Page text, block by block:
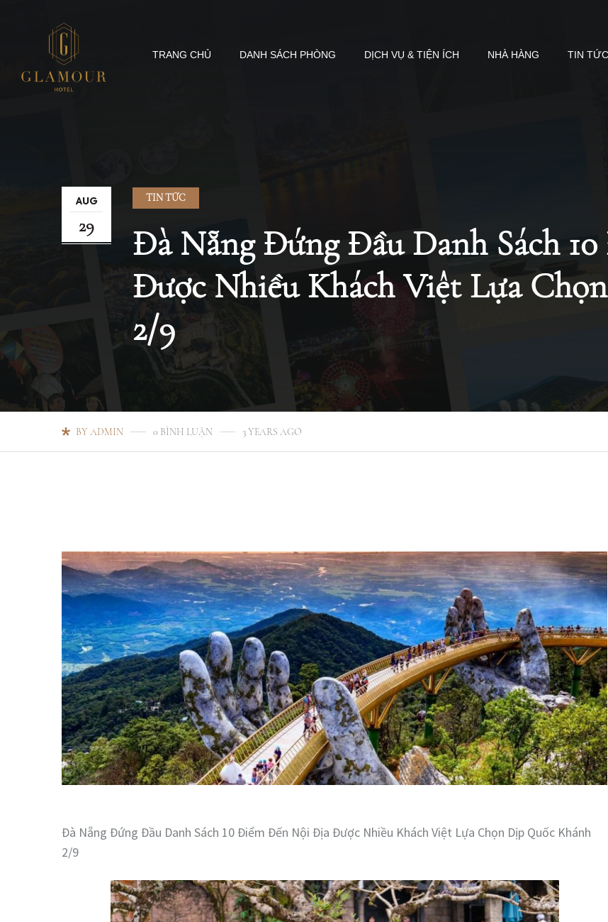
TRANG CHỦ DANH SÁCH PHÒNG DỊCH VỤ & TIỆN ÍCH NHÀ HÀNG TIN TỨC
AUG
29
TIN TỨC
Đà Nẵng Đứng Đầu Danh Sách
Được Nhiều Khách Việt Lựa
2/9
BY ADMIN 0 BÌNH LUẬN 3 YEARS AGO
Đà Nẵng Đứng Đầu Danh Sách 10 Điểm Đến Nội Địa Được Nhiều Khách Việt Lựa Chọn Dịp Quốc Khánh
2/9